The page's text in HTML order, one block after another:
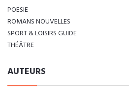
POESIE
ROMANS NOUVELLES
SPORT & LOISIRS GUIDE
THÉÂTRE
AUTEURS